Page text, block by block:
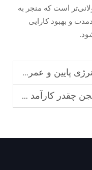
است که منجر به
و بهبود کارایی
و عمر طولانی دارد؟
کارآمد است؟